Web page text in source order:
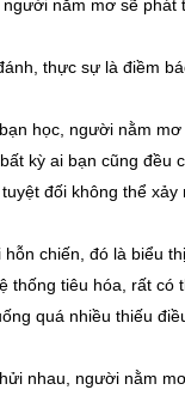
nằm mơ sẽ phát
thực sự là điềm
học, người nằm
kỳ ai bạn cũng đều
đối không thể xảy
chiến, đó là biểu
thống tiêu hóa, rất
quá nhiều thiếu
nhau, người nằm